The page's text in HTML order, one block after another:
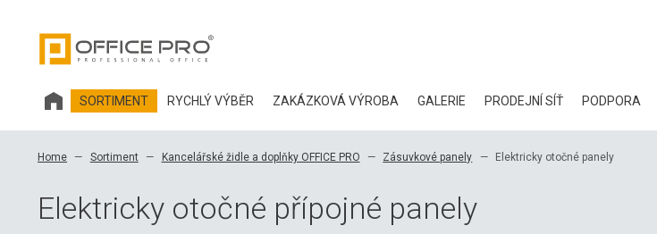
SORTIMENT RYCHLÝ VÝBĚR ZAKÁZKOVÁ VÝROBA GALERIE PRODEJNÍ SÍŤ PODPORA
BLOG
Home Sortiment Kancelářské židle a doplňky OFFICE PRO Zásuvkové panely Elektricky otočné panely
Elektricky otočné přípojné panely